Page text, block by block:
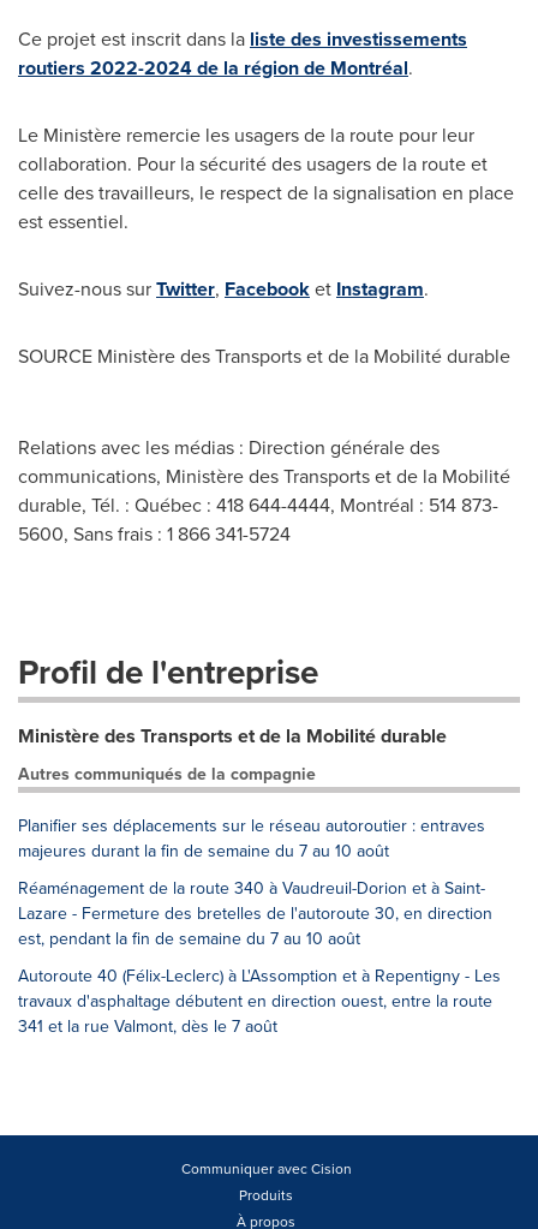
Ce projet est inscrit dans la liste des investissements
routiers 2022-2024 de la région de Montréal.
Le Ministère remercie les usagers de la route pour leur
collaboration. Pour la sécurité des usagers de la route et
celle des travailleurs, le respect de la signalisation en place
est essentiel.
Suivez-nous surTwitter, Facebooket Instagram.
SOURCE Ministère des Transports et de la Mobilité durable
Relations avec les médias : Direction générale des
communications, Ministère des Transports et de la Mobilité
durable, Tél. : Québec : 418 644-4444, Montréal : 514 873-
5600, Sans frais : 1 866 341-5724
Profil de l'entreprise
Ministère des Transports et de la Mobilité durable
Autres communiqués de la compagnie
Planifier ses déplacements sur le réseau autoroutier : entraves
majeures durant la fin de semaine du 7 au 10 août
Réaménagement de la route 340 à Vaudreuil-Dorion et à Saint-
Lazare - Fermeture des bretelles de l'autoroute 30, en direction
est, pendant la fin de semaine du 7 au 10 août
Autoroute 40 (Félix-Leclerc) à L'Assomption et à Repentigny - Les
travaux d'asphaltage débutent en direction ouest, entre la route
341 et la rue Valmont, dès le 7 août
Communiquer avec Cision
Produits
À propos